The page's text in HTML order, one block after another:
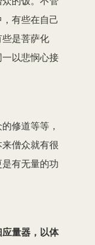
有些在自己
是菩萨化
以悲悯心接
修道等等，
僧众就有很
有无量的功
应量器，以体